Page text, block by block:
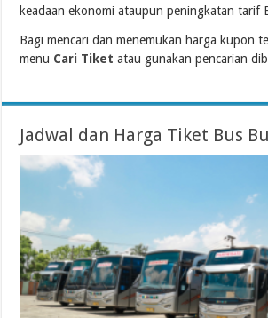
keadaan ekonomi ataupun peningkatan tarif
Bagi mencari dan menemukan harga kupon
menu Cari Tiket atau gunakan pencarian
Jadwal dan Harga Tiket Bus